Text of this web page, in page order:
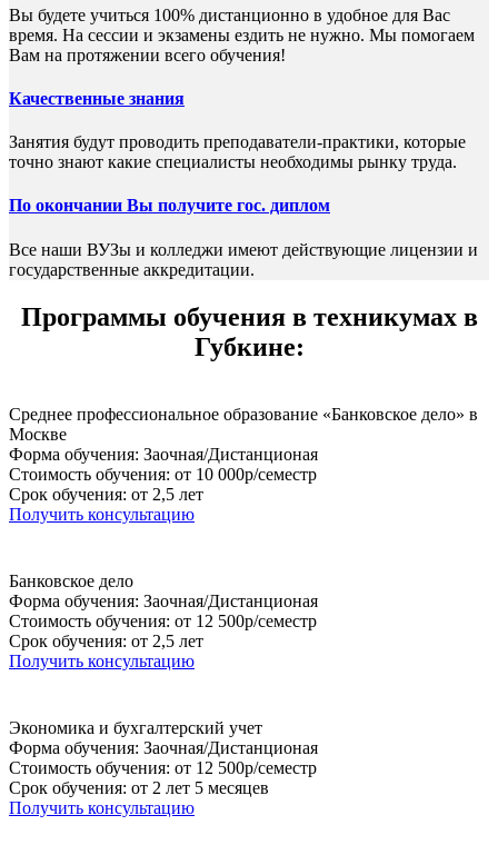
Вы будете учиться 100% дистанционно в удобное для Вас
время. На сессии и экзамены ездить не нужно. Мы помогаем
Вам на протяжении всего обучения!
Качественные знания
Занятия будут проводить преподаватели-практики, которые
точно знают какие специалисты необходимы рынку труда.
По окончании Вы получите гос. диплом
Все наши ВУЗы и колледжи имеют действующие лицензии и
государственные аккредитации.
Программы обучения в техникумах в
Губкине:
Среднее профессиональное образование «Банковское дело» в
Москве
Форма обучения: Заочная/Дистанционая
Стоимость обучения: от 10 000р/семестр
Срок обучения: от 2,5 лет
Получить консультацию
Банковское дело
Форма обучения: Заочная/Дистанционая
Стоимость обучения: от 12 500р/семестр
Срок обучения: от 2,5 лет
Получить консультацию
Экономика и бухгалтерский учет
Форма обучения: Заочная/Дистанционая
Стоимость обучения: от 12 500р/семестр
Срок обучения: от 2 лет 5 месяцев
Получить консультацию